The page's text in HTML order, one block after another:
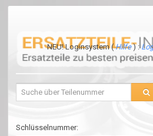
NEU! Loginsystem (Hilfe) :
Schlüsselnummer: